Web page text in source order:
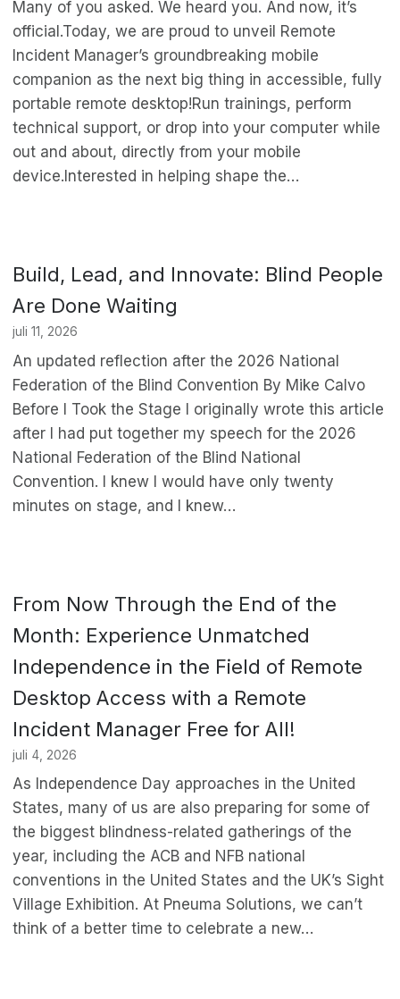
Many of you asked. We heard you. And now, it’s
official.Today, we are proud to unveil Remote
Incident Manager’s groundbreaking mobile
companion as the next big thing in accessible, fully
portable remote desktop!Run trainings, perform
technical support, or drop into your computer while
out and about, directly from your mobile
device.Interested in helping shape the…
Build, Lead, and Innovate: Blind People
Are Done Waiting
juli 11, 2026
An updated reflection after the 2026 National
Federation of the Blind Convention By Mike Calvo
Before I Took the Stage I originally wrote this article
after I had put together my speech for the 2026
National Federation of the Blind National
Convention. I knew I would have only twenty
minutes on stage, and I knew…
From Now Through the End of the
Month: Experience Unmatched
Independence in the Field of Remote
Desktop Access with a Remote
Incident Manager Free for All!
juli 4, 2026
As Independence Day approaches in the United
States, many of us are also preparing for some of
the biggest blindness-related gatherings of the
year, including the ACB and NFB national
conventions in the United States and the UK’s Sight
Village Exhibition. At Pneuma Solutions, we can’t
think of a better time to celebrate a new…